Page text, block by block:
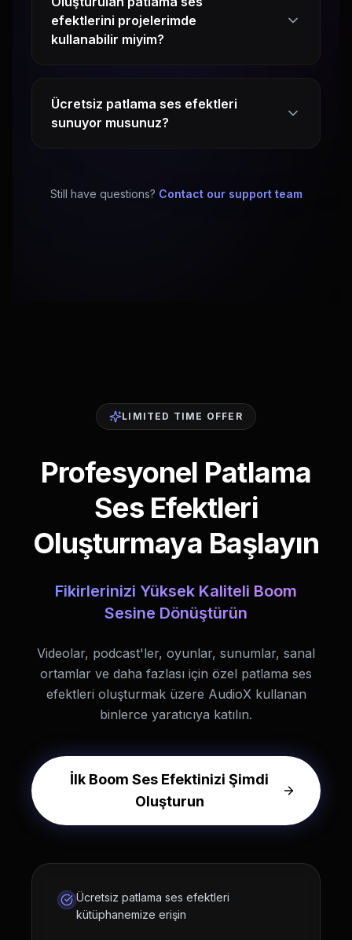
efektlerini projelerimde
kullanabilir miyim?
Ücretsiz patlama ses efektleri
sunuyor musunuz?
Still have questions? Contact our support team
LIMITED TIME OFFER
Profesyonel Patlama
Ses Efektleri
Oluşturmaya Başlayın
Fikirlerinizi Yüksek Kaliteli Boom
Sesine Dönüştürün
Videolar, podcast'ler, oyunlar, sunumlar, sanal
ortamlar ve daha fazlası için özel patlama ses
efektleri oluşturmak üzere AudioX kullanan
binlerce yaratıcıya katılın.
İlk Boom Ses Efektinizi Şimdi
Oluşturun
Ücretsiz patlama ses efektleri
kütüphanemize erişin